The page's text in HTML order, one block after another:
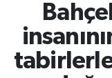
tabirlerle
Yerel
Spor
Süper Lig
Tüm